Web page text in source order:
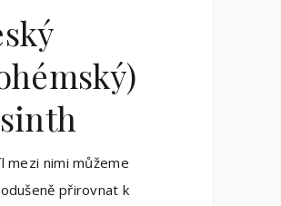
mezi nimi můžeme
přirovnat k